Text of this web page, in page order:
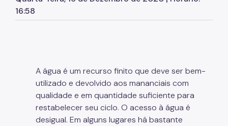
Herbário Municipal
Parques Urbanos
Trilha Interparques
Viveiros Municipais
Educação Ambiental UMAPAZ
16:58
A água é um recurso finito que deve ser bem-
utilizado e devolvido aos mananciais com
qualidade e em quantidade suficiente para
restabelecer seu ciclo. O acesso à água é
desigual. Em alguns lugares há bastante